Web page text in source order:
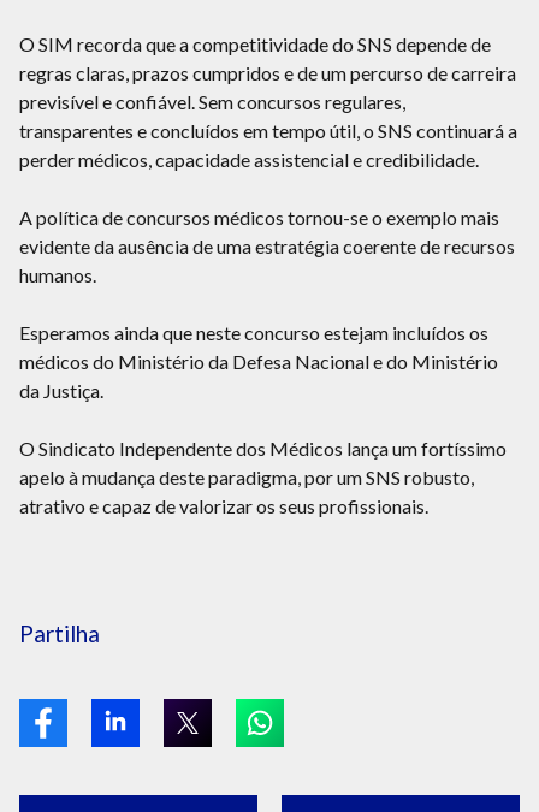
O SIM recorda que a competitividade do SNS depende de
regras claras, prazos cumpridos e de um percurso de carreira
previsível e confiável. Sem concursos regulares,
transparentes e concluídos em tempo útil, o SNS continuará a
perder médicos, capacidade assistencial e credibilidade.
A política de concursos médicos tornou-se o exemplo mais
evidente da ausência de uma estratégia coerente de recursos
humanos.
Esperamos ainda que neste concurso estejam incluídos os
médicos do Ministério da Defesa Nacional e do Ministério
da Justiça.
O Sindicato Independente dos Médicos lança um fortíssimo
apelo à mudança deste paradigma, por um SNS robusto,
atrativo e capaz de valorizar os seus profissionais.
Partilha